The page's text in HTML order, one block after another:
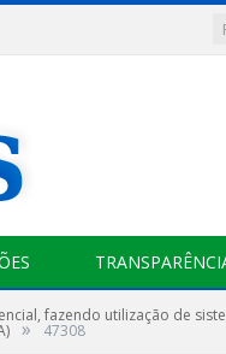
fazendo utilização de
» 47308